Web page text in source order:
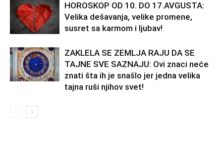
HOROSKOP OD 10. DO 17.AVGUSTA:
Velika dešavanja, velike promene,
susret sa karmom i ljubav!
ZAKLELA SE ZEMLJA RAJU DA SE
TAJNE SVE SAZNAJU: Ovi znaci neće
znati šta ih je snašlo jer jedna velika
tajna ruši njihov svet!